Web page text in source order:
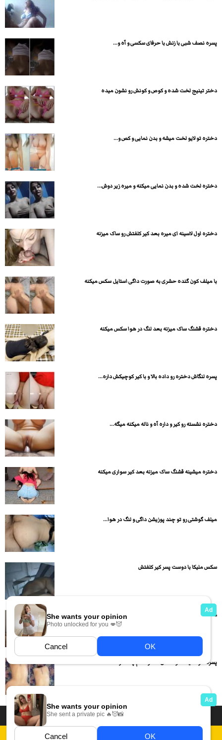
پسره نصف شبی با زنش با حرفای سکسی و آه و...
دختر تینیج لخت شده و کوص و کونش رو نشون میده
دختره تو لایو لخت میشه و بدن نمایی و کص و...
دختره لخت شده و بدن نمایی میکنه و میره زیر دوش...
دختره اول لاسینه ای میره بعد کیر کلفتش رو ساک میزنه
با میلف کون گنده حشری به صورت داگی استایل سکس میکنه
دختره قشنگ ساک میزنه بعد لنگ در هوا سکس میکنه
پسره لنگاش دختره رو داده بالا و با کیر کوچیکش داره...
دختره نشسته رو کیر و داره آه و ناله میکنه میگه...
دختره میشینه قشنگ ساک میزنه بعد کیر سواری میکنه
میلف گوشتی رو تو چند پوزیشن داگی و لنگ در هوا...
سکس ملیکا با دوست پسر کیر کلفتش
دختر کون گنده نشسته رو کیر داره سواری میره
پسره داره میکنه تو کصش دختره هم چه آه و ناله...
دسته بندی فیلم های سکسی داستان سکسی ایرانی